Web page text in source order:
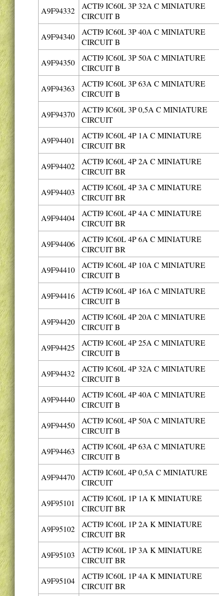
A9F94332
ACTI9 IC60L 3P 32A C MINIATURE
CIRCUIT B
A9F94340
ACTI9 IC60L 3P 40A C MINIATURE
CIRCUIT B
A9F94350
ACTI9 IC60L 3P 50A C MINIATURE
CIRCUIT B
A9F94363
ACTI9 IC60L 3P 63A C MINIATURE
CIRCUIT B
A9F94370
ACTI9 IC60L 3P 0,5A C MINIATURE
CIRCUIT
A9F94401
ACTI9 IC60L 4P 1A C MINIATURE
CIRCUIT BR
A9F94402
ACTI9 IC60L 4P 2A C MINIATURE
CIRCUIT BR
A9F94403
ACTI9 IC60L 4P 3A C MINIATURE
CIRCUIT BR
A9F94404
ACTI9 IC60L 4P 4A C MINIATURE
CIRCUIT BR
A9F94406
ACTI9 IC60L 4P 6A C MINIATURE
CIRCUIT BR
A9F94410
ACTI9 IC60L 4P 10A C MINIATURE
CIRCUIT B
A9F94416
ACTI9 IC60L 4P 16A C MINIATURE
CIRCUIT B
A9F94420
ACTI9 IC60L 4P 20A C MINIATURE
CIRCUIT B
A9F94425
ACTI9 IC60L 4P 25A C MINIATURE
CIRCUIT B
A9F94432
ACTI9 IC60L 4P 32A C MINIATURE
CIRCUIT B
A9F94440
ACTI9 IC60L 4P 40A C MINIATURE
CIRCUIT B
A9F94450
ACTI9 IC60L 4P 50A C MINIATURE
CIRCUIT B
A9F94463
ACTI9 IC60L 4P 63A C MINIATURE
CIRCUIT B
A9F94470
ACTI9 IC60L 4P 0,5A C MINIATURE
CIRCUIT
A9F95101
ACTI9 IC60L 1P 1A K MINIATURE
CIRCUIT BR
A9F95102
ACTI9 IC60L 1P 2A K MINIATURE
CIRCUIT BR
A9F95103
ACTI9 IC60L 1P 3A K MINIATURE
CIRCUIT BR
A9F95104
ACTI9 IC60L 1P 4A K MINIATURE
CIRCUIT BR